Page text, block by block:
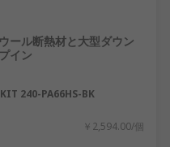
ル断熱材と大型ダウン
イン
240-PA66HS-BK
￥2,594.00/個